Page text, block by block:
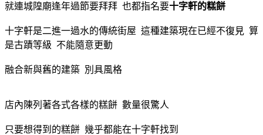
就連城隍廟逢年過節要拜拜 也都指名要十字軒的糕餅
十字軒是二進一過水的傳統街屋 這種建築現在已經不復見 算
是古蹟等級 不能隨意更動
融合新與舊的建築 別具風格
店內陳列著各式各樣的糕餅 數量很驚人
只要想得到的糕餅 幾乎都能在十字軒找到